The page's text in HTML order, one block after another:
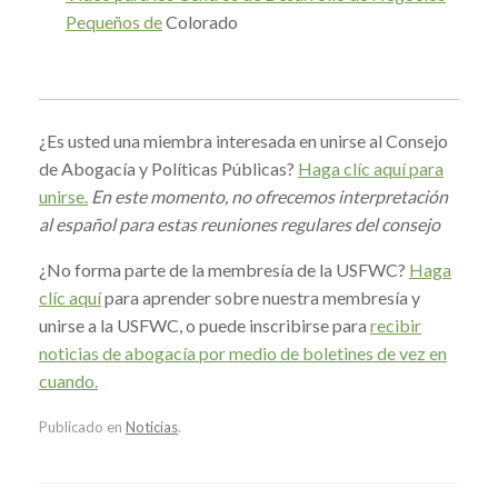
Pequeños deColorado
¿Es usted una miembra interesada en unirse al Consejo
de Abogacía y Políticas Públicas? Haga clíc aquí para
unirse. En este momento, no ofrecemos interpretación
al español para estas reuniones regulares del consejo
¿No forma parte de la membresía de la USFWC? Haga
clíc aquípara aprender sobre nuestra membresía y
unirse a la USFWC, o puede inscribirse para recibir
noticias de abogacía por medio de boletines de vez en
cuando.
Publicado en Noticias.